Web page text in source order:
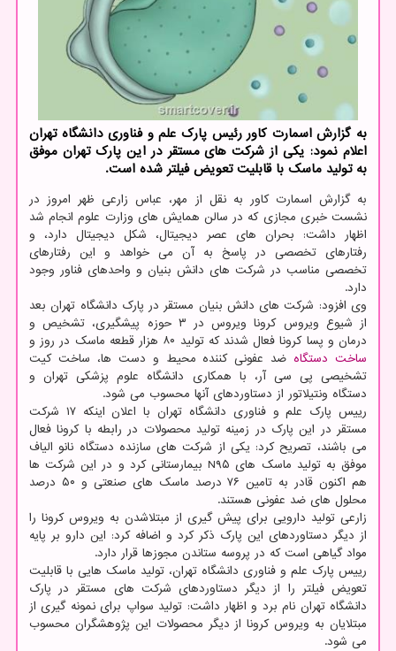
به گزارش اسمارت كاور رئیس پارك علم و فناوری دانشگاه تهران
اعلام نمود: یكی از شركت های مستقر در این پارك تهران موفق
به تولید ماسك با قابلیت تعویض فیلتر شده است.
به گزارش اسمارت کاور به نقل از مهر، عباس زارعی ظهر امروز در
نشست خبری مجازی که در سالن همایش های وزارت علوم انجام شد
اظهار داشت: بحران های عصر دیجیتال، شکل دیجیتال دارد، و
رفتارهای تخصصی در پاسخ به آن می خواهد و این رفتارهای
تخصصی مناسب در شرکت های دانش بنیان و واحدهای فناور وجود
دارد.
وی افزود: شرکت های دانش بنیان مستقر در پارک دانشگاه تهران بعد
از شیوع ویروس کرونا ویروس در ۳ حوزه پیشگیری، تشخیص و
درمان و پسا کرونا فعال شدند که تولید ۸۰ هزار قطعه ماسک در روز و
ساخت دستگاه ضد عفونی کننده محیط و دست ها، ساخت کیت
تشخیصی پی سی آر، با همکاری دانشگاه علوم پزشکی تهران و
دستگاه ونتیلاتور از دستاوردهای آنها محسوب می شود.
رییس پارک علم و فناوری دانشگاه تهران با اعلان اینکه ۱۷ شرکت
مستقر در این پارک در زمینه تولید محصولات در رابطه با کرونا فعال
می باشند، تصریح کرد: یکی از شرکت های سازنده دستگاه نانو الیاف
موفق به تولید ماسک های N۹۵ بیمارستانی کرد و در این شرکت ها
هم اکنون قادر به تامین ۷۶ درصد ماسک های صنعتی و ۵۰ درصد
محلول های ضد عفونی هستند.
زارعی تولید دارویی برای پیش گیری از مبتلاشدن به ویروس کرونا را
از دیگر دستاوردهای این پارک ذکر کرد و اضافه کرد: این دارو بر پایه
مواد گیاهی است که در پروسه ستاندن مجوزها قرار دارد.
رییس پارک علم و فناوری دانشگاه تهران، تولید ماسک هایی با قابلیت
تعویض فیلتر را از دیگر دستاوردهای شرکت های مستقر در پارک
دانشگاه تهران نام برد و اظهار داشت: تولید سواپ برای نمونه گیری از
مبتلایان به ویروس کرونا از دیگر محصولات این پژوهشگران محسوب
می شود.